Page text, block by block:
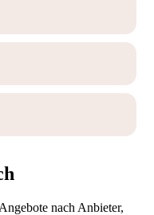
nach Anbieter,